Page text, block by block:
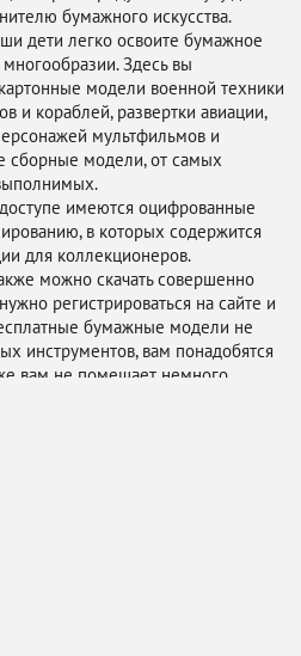
бумажного искусства.
дети легко освоите бумажное
Здесь вы
модели военной техники
и кораблей, развертки авиации,
мультфильмов и
сборные модели, от самых
имеются оцифрованные
в которых содержится
для коллекционеров.
можно скачать совершенно
регистрироваться на сайте и
бумажные модели не
инструментов, вам понадобятся
вам не помешает немного